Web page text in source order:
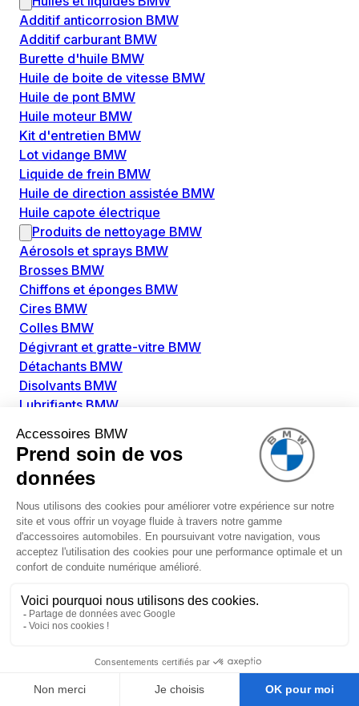
Additif anticorrosion BMW
Additif carburant BMW
Burette d'huile BMW
Huile de boite de vitesse BMW
Huile de pont BMW
Huile moteur BMW
Kit d'entretien BMW
Lot vidange BMW
Liquide de frein BMW
Huile de direction assistée BMW
Huile capote électrique
Produits de nettoyage BMW
Aérosols et sprays BMW
Brosses BMW
Chiffons et éponges BMW
Cires BMW
Colles BMW
Dégivrant et gratte-vitre BMW
Détachants BMW
Disolvants BMW
Lubrifiants BMW
Nettoyant extérieur BMW
Pièces détachées BMW
Alimentation Carburant BMW
Boitier papillon BMW
Faisceau de câble pour réservoir avec pompe
d'aspiration BMW
Injecteur BMW
Pompe à carburant BMW
Pompe diesel BMW
Allumage / Préchauffage BMW
Boitier de préchauffage BMW
Amortissement BMW